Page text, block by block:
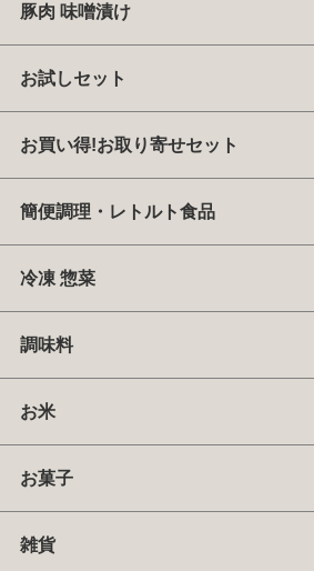
豚肉 味噌漬け
お試しセット
お買い得!お取り寄せセット
簡便調理・レトルト食品
冷凍 惣菜
調味料
お米
お菓子
雑貨